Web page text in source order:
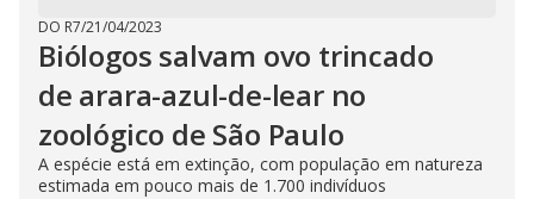
DO R7/21/04/2023
Biólogos salvam ovo trincado
de arara-azul-de-lear no
zoológico de São Paulo
A espécie está em extinção, com população em natureza
estimada em pouco mais de 1.700 indivíduos